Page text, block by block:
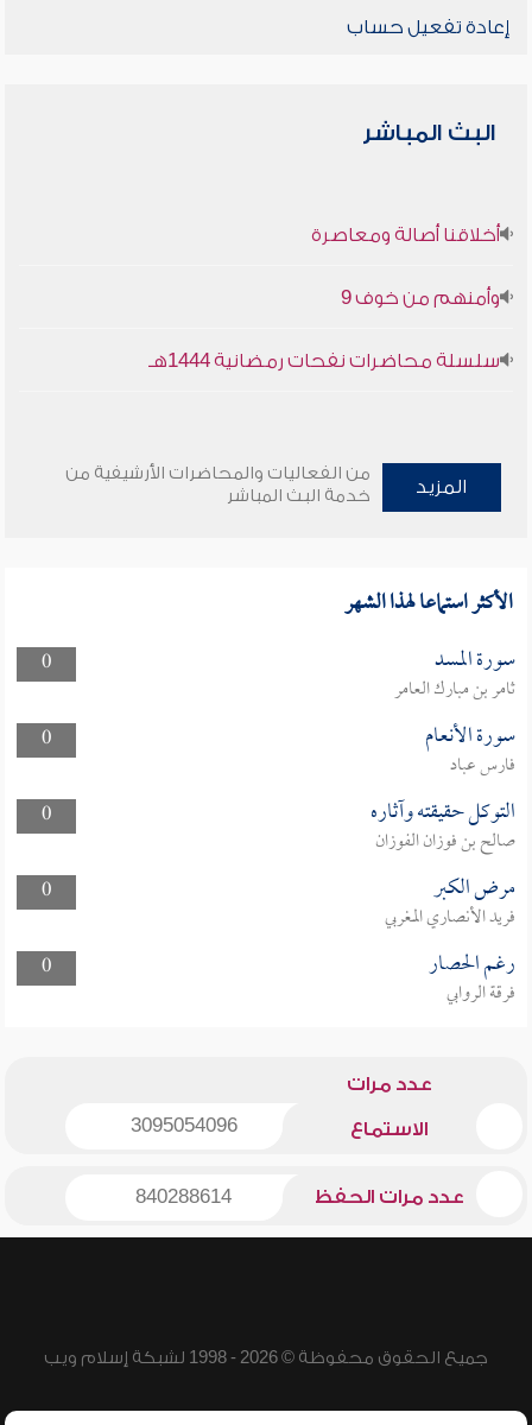
إعادة تفعيل حساب
البث المباشر
أخلاقنا أصالة ومعاصرة
وأمنهم من خوف 9
سلسلة محاضرات نفحات رمضانية 1444هـ
المزيد
من الفعاليات والمحاضرات الأرشيفية من
خدمة البث المباشر
الأكثر استماعا لهذا الشهر
0 سورة المسد
ثامر بن مبارك العامر
0
سورة الأنعام
فارس عباد
0
التوكل حقيقته وآثاره
صالح بن فوزان الفوزان
0
مرض الكبر
فريد الأنصاري المغربي
0
رغم الحصار
فرقة الروابي
عدد مرات
الاستماع 3095054096
عدد مرات الحفظ 840288614
جميع الحقوق محفوظة © 2026 - 1998 لشبكة إسلام ويب